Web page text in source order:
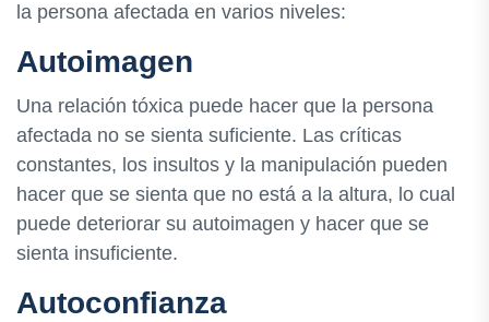
la persona afectada en varios niveles:
Autoimagen
Una relación tóxica puede hacer que la persona
afectada no se sienta suficiente. Las críticas
constantes, los insultos y la manipulación pueden
hacer que se sienta que no está a la altura, lo cual
puede deteriorar su autoimagen y hacer que se
sienta insuficiente.
Autoconfianza